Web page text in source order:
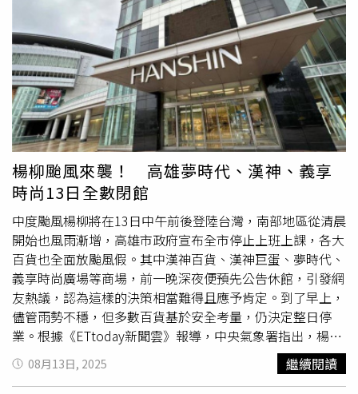
「低碳輕旅行專案」，雙人4,399元起，贈電輔車騎
乘2小時、面膜與收納包。福容徠旅連鎖推出「迎徠中秋」
連假專案，為親朋好友安排一趟闔家團圓的旅程！「林口徠
旅」都會小旅行，享受美食與血拼時光，雙人入住3,600元
起；「中壢徠旅」全新IKEA主題客房，無論是家庭旅遊或是
三代同堂都能輕鬆自在，雙人入住3,200元起；「水里徠
旅」群山環繞，漫遊山城，雙人入住4,200元起；「高雄徠
旅」藝術文化之都，鄰近六合夜市，雙人入住5,599元起；
「墾丁徠旅」碧海藍天與熱情陽光，雙人入住3,800元起；
「澎湖徠旅」全新開幕，體驗海島漫遊，雙人入住5,300元
起，城市與山海之間，為感受生活而築行。福容
人入住「低碳輕旅行專案」4,399元起，贈電輔車騎乘2小
時、面膜與收納包。（圖片提供／福容大飯店） 此外，
寵物也可以與主人同歡！嘉義福容voco酒店自今年2月推出
寵物友善房型以來廣受好評。中秋前夕更攜手寵物五星鮮食
品牌「汪事如意」，即日起至10/6入住寵物主題房並完成拍
照打卡，即可獲贈「蜜香小蛋糕」，讓毛小孩也能嚐到月光
般的甜蜜滋味！酒店10/10於32樓聚樂餐酒館舉辦「毛起來
鬆一下｜尊榮按摩體驗日」，邀請台南慈愛動物醫院專業日
式AGUI按摩師，為毛孩提供臉部舒壓、眼睛舒緩及足部按
1,490元至2,090元。島語主打「一島檯、一餐酒搭配」的高
端餐飲Wine Pairing。（圖／漢來美食提供）660坪的寬敞空
間僅設350席座位，並以半包廂的動線設計和取餐走道巧妙
區隔、桌距不擠迫。（圖／漢來美食提供）新增的「極」炸
物區特設6席板前座位，需於預訂時特別標註才有機會入
座。（圖／魏妤靜攝）島語從2023年台北漢來店開幕以
來，幾乎每天爆滿、一位難求，此次開設的高雄店
位於高雄
漢神百貨8樓，品牌總經理劉子銘表示，在島語可以吃到集
團旗下各餐廳精華，像是來自高端品牌「名人坊」世貿店燒
臘部門主廚分享的片皮鴨烤製技術，而以提供日料為主的
「盛」島檯，醋飯做法也來自集團弁慶日本料理前主廚五味
澤料理長的私藏配方，此外還有米其林入選餐廳「福園台菜
海鮮餐廳」人氣餐點「一品香東坡肉」等。 高雄店比台北店
多了一座餐檯、共有9大餐檯，特別將原本與烤物結合的
「炸物」獨立分區，新增加的「極」炸物區專供各式炸物與
串揚，還特別設置了6席板前座位。原來是漢來美食董事長
林淑婷、品牌總經理劉子銘到東京考察時，觀察到當地串揚
店與客人的板前互動氛圍，為了更好地表現日料板前職人精
神和即時現做的風味，才有了此座位設計，被預估會成為獨
身I人與少人數好友相聚時的最愛座位。「盛」餐檯提供現
楊柳颱風來襲！ 高雄夢時代、漢神、義享
時尚13日全數閉館
中度颱風楊柳將在13日中午前後登陸台灣，南部地區從清晨
開始也風雨漸增，高雄市政府宣布全市停止上班上課，各大
百貨也全面放颱風假。其中漢神百貨、漢神巨蛋、夢時代、
義享時尚廣場等商場，前一晚深夜便預先公告休館，引發網
友熱議，認為這樣的決策相當難得且應予肯定。到了早上，
儘管雨勢不穩，但多數百貨基於安全考量，仍決定整日停
業。根據《ETtoday新聞雲》報導，中央氣象署指出，楊柳
颱風登陸點位於台東附近，中心鄰近沿海地區陣風可達15至
16級。受影響最劇的地區為東半部、嘉義以南以及澎湖，預
08月13日, 2025 繼續閱讀